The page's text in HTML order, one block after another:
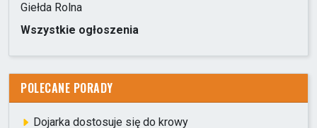
Giełda Rolna
Wszystkie ogłoszenia
POLECANE PORADY
Dojarka dostosuje się do krowy